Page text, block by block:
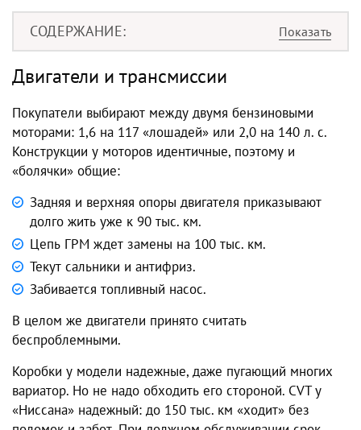
СОДЕРЖАНИЕ
Двигатели и трансмиссии
Покупатели выбирают между двумя бензиновыми
моторами: 1,6 на 117 «лошадей» или 2,0 на 140 л. с.
Конструкции у моторов идентичные, поэтому и
«болячки» общие:
Задняя и верхняя опоры двигателя приказывают
долго жить уже к 90 тыс. км.
Цепь ГРМ ждет замены на 100 тыс. км.
Текут сальники и антифриз.
Забивается топливный насос.
В целом же двигатели принято считать
беспроблемными.
Коробки у модели надежные, даже пугающий многих
вариатор. Но не надо обходить его стороной. CVT у
«Ниссана» надежный: до 150 тыс. км «ходит» без